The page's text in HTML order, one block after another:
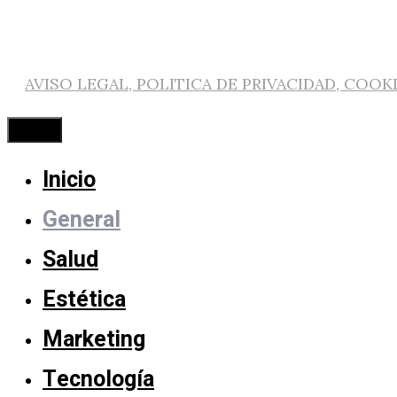
AVISO LEGAL, POLITICA DE PRIVACIDAD,
Cerrar
Inicio
General
Salud
Estética
Marketing
Tecnología